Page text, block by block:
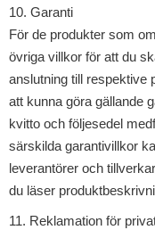
10. Garanti
För de produkter som
övriga villkor för att du
anslutning till respektive
att kunna göra gällande
kvitto och följesedel
särskilda garantivillkor
leverantörer och
du läser
11. Reklamation för